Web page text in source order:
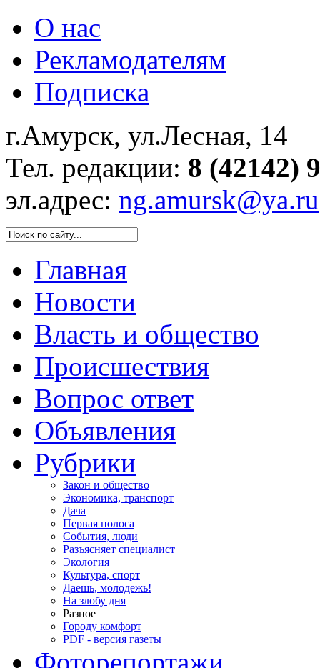
О нас
Рекламодателям
Подписка
г.Амурск, ул.Лесная, 14
Тел. редакции: 8 (42142)
эл.адрес: ng.amursk@ya.ru
Главная
Новости
Власть и общество
Происшествия
Вопрос ответ
Объявления
Рубрики
Закон и общество
Экономика, транспорт
Дача
Первая полоса
События, люди
Разъясняет специалист
Экология
Культура, спорт
Даешь, молодежь!
На злобу дня
Разное
Городу комфорт
PDF - версия газеты